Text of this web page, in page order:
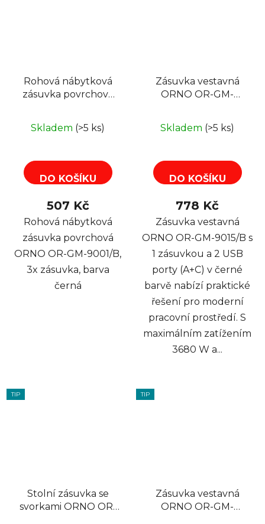
Rohová nábytková
zásuvka povrchová
barva černá
Skladem (>5 ks)
DO KOŠÍKU
507 Kč
Rohová nábytková
zásuvka povrchová
ORNO OR-GM-9001/B,
3x zásuvka, barva
černá
Zásuvka vestavná
ORNO OR-GM-
Skladem (>5 ks)
DO KOŠÍKU
778 Kč
Zásuvka vestavná
ORNO OR-GM-9015/B s
1 zásuvkou a 2 USB
porty (A+C) v černé
barvě nabízí praktické
řešení pro moderní
pracovní prostředí. S
maximálním zatížením
3680 W a...
TIP
Stolní zásuvka se
svorkami ORNO OR-
TIP
Zásuvka vestavná
ORNO OR-GM-